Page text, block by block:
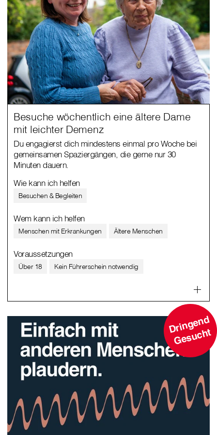
Besuche wöchentlich eine ältere Dame
mit leichter Demenz
Du engagierst dich mindestens einmal pro Woche bei
gemeinsamen Spaziergängen, die gerne nur 30
Minuten dauern.
Wie kann ich helfen
Besuchen & Begleiten
Wem kann ich helfen
Menschen mit Erkrankungen Ältere Menschen
Voraussetzungen
Über 18 Kein Führerschein notwendig
D
ri
n
g
e
n
d
G
e
s
u
c
ht